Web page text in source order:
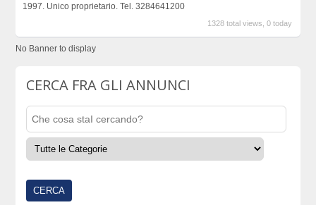
1997. Unico proprietario. Tel. 3284641200
1328 total views, 0 today
No Banner to display
CERCA FRA GLI ANNUNCI